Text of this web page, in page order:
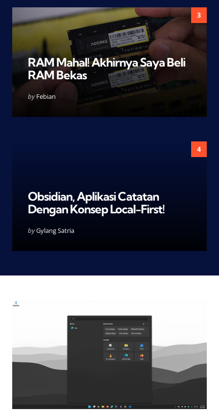
3
RAM Mahal! Akhirnya Saya Beli
RAM Bekas
Posted
by Febian
4
Obsidian, Aplikasi Catatan
Dengan Konsep Local-First!
Posted
byGylang Satria